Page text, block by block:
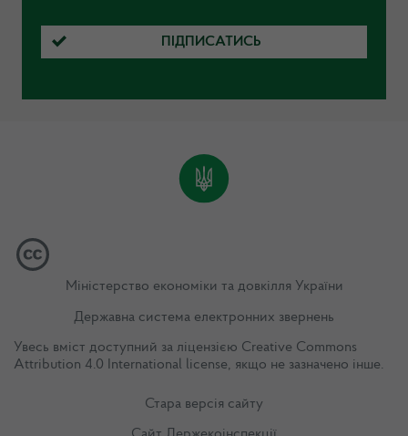
ПІДПИСАТИСЬ
Міністерство економіки та довкілля України
Державна система електронних звернень
Увесь вміст доступний за ліцензією Creative Commons
Attribution 4.0 International license, якщо не зазначено інше.
Стара версія сайту